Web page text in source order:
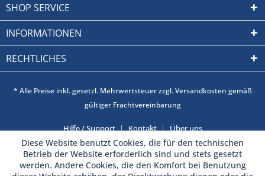
SHOP SERVICE
INFORMATIONEN
RECHTLICHES
* Alle Preise inkl. gesetzl. Mehrwertsteuer zzgl. Versandkosten gemäß
gültiger Frachtvereinbarung
Hilfe / Support Kontakt Über uns
Diese Website benutzt Cookies, die für den technischen
Betrieb der Website erforderlich sind und stets gesetzt
werden. Andere Cookies, die den Komfort bei Benutzung